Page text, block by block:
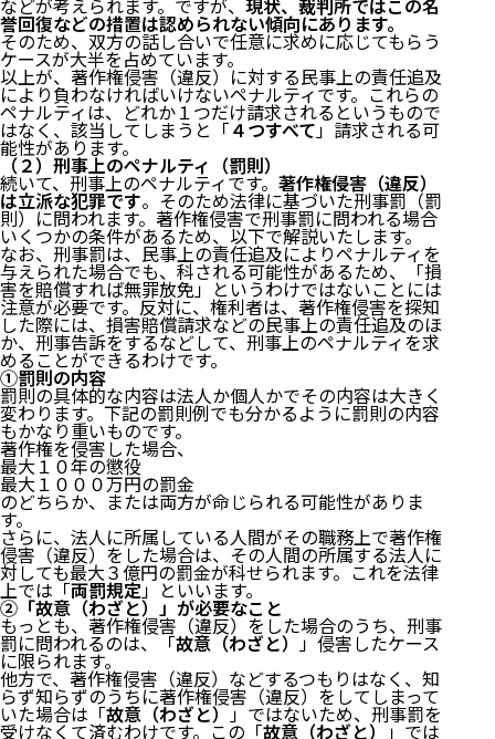
などが考えられます。ですが、 現状、裁判所ではこの名
誉回復などの措置は認められない傾向にあります。
そのため、双方の話し合いで任意に求めに応じてもらう
ケースが大半を占めています。
以上が、著作権侵害（違反）に対する民事上の責任追及
により負わなければいけないペナルティです。これらの
ペナルティは、どれか１つだけ請求されるというもので
はなく、該当してしまうと「４つすべて」請求される可
能性があります。
（２）刑事上のペナルティ（罰則）
続いて、刑事上のペナルティです。 著作権侵害（違反）
は立派な犯罪です。そのため法律に基づいた刑事罰（罰
則）に問われます。著作権侵害で刑事罰に問われる場合
いくつかの条件があるため、以下で解説いたします。
なお、刑事罰は、民事上の責任追及によりペナルティを
与えられた場合でも、科される可能性があるため、「損
害を賠償すれば無罪放免」というわけではないことには
注意が必要です。反対に、権利者は、著作権侵害を探知
した際には、損害賠償請求などの民事上の責任追及のほ
か、刑事告訴をするなどして、刑事上のペナルティを求
めることができるわけです。
①罰則の内容
罰則の具体的な内容は法人か個人かでその内容は大きく
変わります。下記の罰則例でも分かるように罰則の内容
もかなり重いものです。
著作権を侵害した場合、
最大１０年の懲役
最大１０００万円の罰金
のどちらか、または両方が命じられる可能性がありま
す。
さらに、法人に所属している人間がその職務上で著作権
侵害（違反）をした場合は、その人間の所属する法人に
対しても最大３億円の罰金が科せられます。これを法律
上では「両罰規定」といいます。
②「故意（わざと）」が必要なこと
もっとも、著作権侵害（違反）をした場合のうち、刑事
罰に問われるのは、「故意（わざと）」侵害したケース
に限られます。
他方で、著作権侵害（違反）などするつもりはなく、知
らず知らずのうちに著作権侵害（違反）をしてしまって
いた場合は「故意（わざと）」ではないため、刑事罰を
受けなくて済むわけです。この「故意（わざと）」では